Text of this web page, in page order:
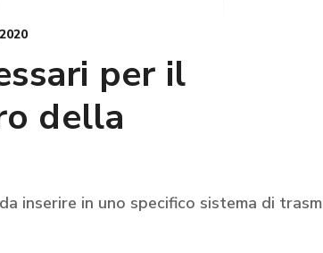
per il
della
inserire in uno specifico sistema di